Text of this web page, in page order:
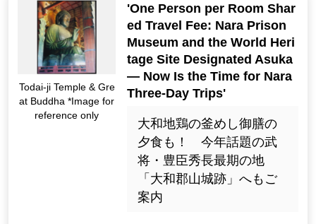
Todai-ji Temple & Gre
at Buddha *Image for
reference only
'One Person per Room Shar
ed Travel Fee: Nara Prison
Museum and the World Heri
tage Site Designated Asuka
— Now Is the Time for Nara
Three-Day Trips'
大和地鶏の釜めし御膳の
夕食も！ 今年話題の武
将・豊臣秀長最期の地
「大和郡山城跡」へもご
案内